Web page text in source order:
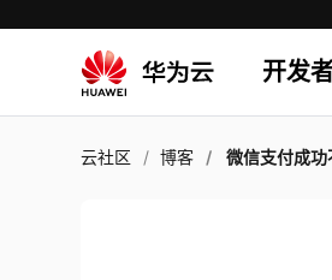
开发
云社区 博客 微信支付成功